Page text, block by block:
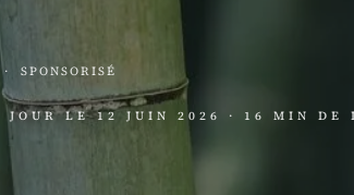
· SPONSORISÉ
JOUR LE12 JUIN 2026 · 16 MIN DE